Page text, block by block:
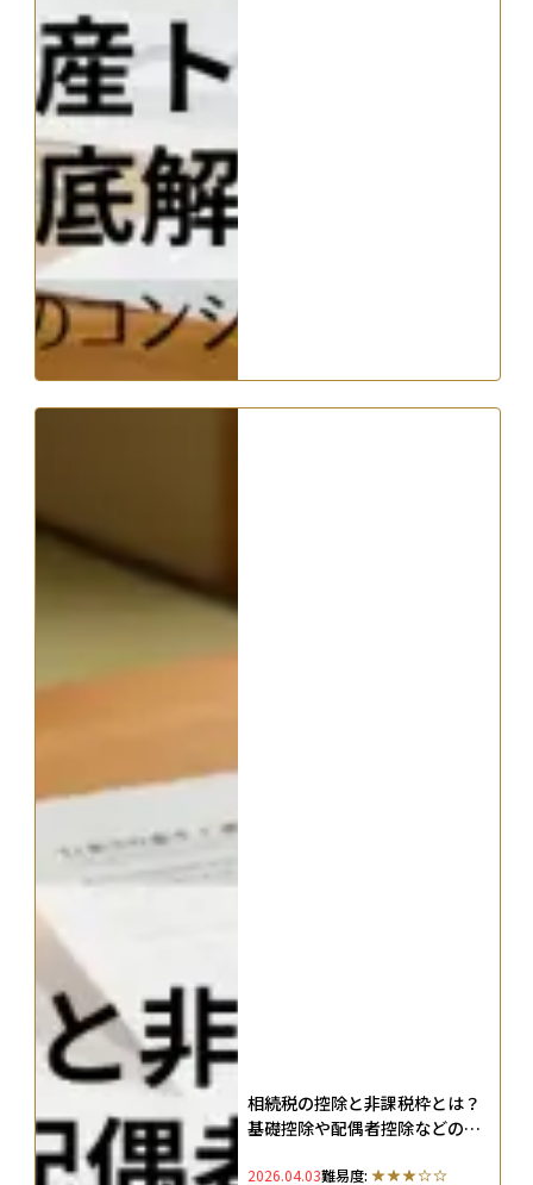
相続税の控除と非課税枠とは？
基礎控除や配偶者控除などの計
2026.04.03難易度: